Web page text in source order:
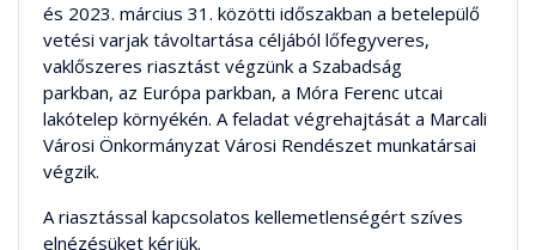
és 2023. március 31. közötti időszakban a betelepülő
vetési varjak távoltartása céljából lőfegyveres,
vaklőszeres riasztást végzünk a Szabadság
parkban, az Európa parkban, a Móra Ferenc utcai
lakótelep környékén. A feladat végrehajtását a Marcali
Városi Önkormányzat Városi Rendészet munkatársai
végzik.
A riasztással kapcsolatos kellemetlenségért szíves
elnézésüket kérjük.